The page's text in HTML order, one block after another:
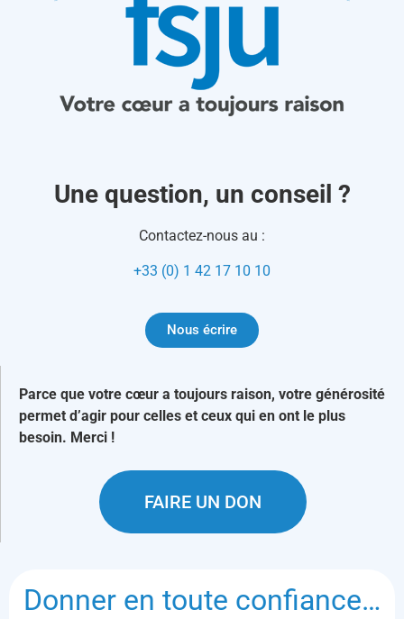
Une question, un conseil ?
Contactez-nous au :
+33 (0) 1 42 17 10 10
Nous écrire
Parce que votre cœur a toujours raison, votre générosité
permet d’agir pour celles et ceux qui en ont le plus
besoin. Merci !
FAIRE UN DON
Donner en toute confiance…